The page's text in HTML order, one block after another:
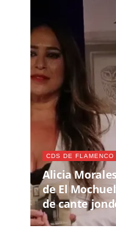
CDS DE FLAMENCO
Alicia
de El
de cante